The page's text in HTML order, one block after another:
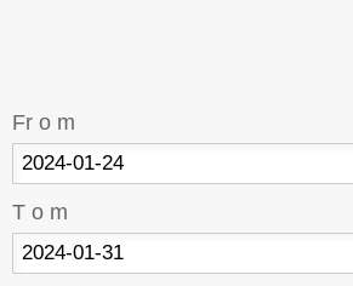
Fr o m
T o m